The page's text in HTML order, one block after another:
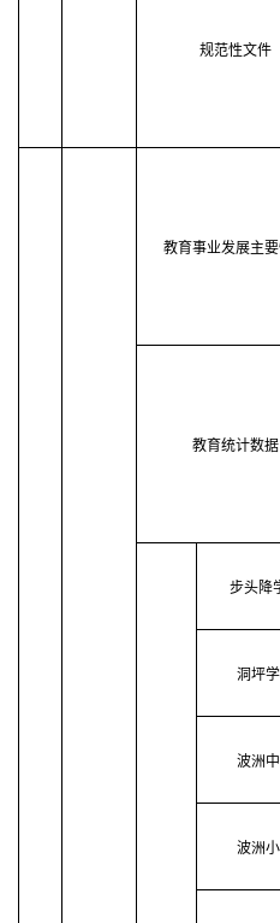
规范性文件
教育事业发展主
教育统计数据
步头降
洞坪
波洲
波洲